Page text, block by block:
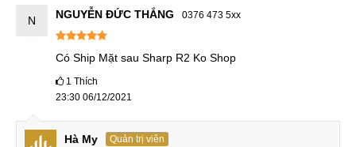
N NGUYỄN ĐỨC THẮNG 0376 473 5xx
Có Ship Mặt sau Sharp R2 Ko Shop
1 Thích
23:30 06/12/2021
Hà My Quản trị viên